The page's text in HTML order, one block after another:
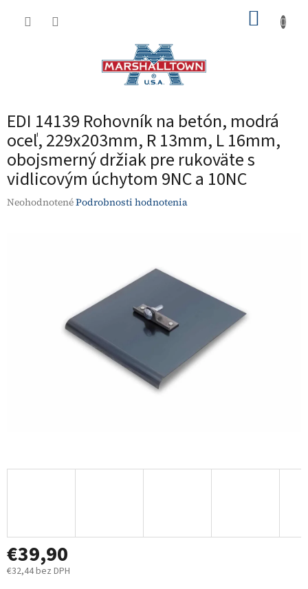
EDI 14139 Rohovník na betón, modrá
oceľ, 229x203mm, R 13mm, L 16mm,
obojsmerný držiak pre rukoväte s
vidlicovým úchytom 9NC a 10NC
Priemerné
NeohodnotenéPodrobnosti hodnotenia
€39,90
€32,44 bez DPH